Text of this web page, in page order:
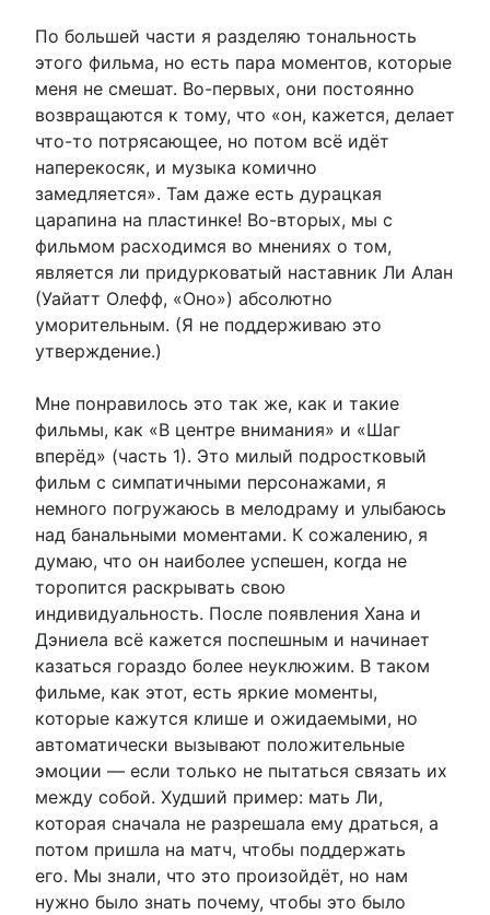
По большей части я разделяю тональность
этого фильма, но есть пара моментов, которые
меня не смешат. Во-первых, они постоянно
возвращаются к тому, что «он, кажется, делает
что-то потрясающее, но потом всё идёт
наперекосяк, и музыка комично
замедляется». Там даже есть дурацкая
царапина на пластинке! Во-вторых, мы с
фильмом расходимся во мнениях о том,
является ли придурковатый наставник Ли Алан
(Уайатт Олефф, «Оно») абсолютно
уморительным. (Я не поддерживаю это
утверждение.)
Мне понравилось это так же, как и такие
фильмы, как «В центре внимания» и «Шаг
вперёд» (часть 1). Это милый подростковый
фильм с симпатичными персонажами, я
немного погружаюсь в мелодраму и улыбаюсь
над банальными моментами. К сожалению, я
думаю, что он наиболее успешен, когда не
торопится раскрывать свою
индивидуальность. После появления Хана и
Дэниела всё кажется поспешным и начинает
казаться гораздо более неуклюжим. В таком
фильме, как этот, есть яркие моменты,
которые кажутся клише и ожидаемыми, но
автоматически вызывают положительные
эмоции — если только не пытаться связать их
между собой. Худший пример: мать Ли,
которая сначала не разрешала ему драться, а
потом пришла на матч, чтобы поддержать
его. Мы знали, что это произойдёт, но нам
нужно было знать почему, чтобы это было